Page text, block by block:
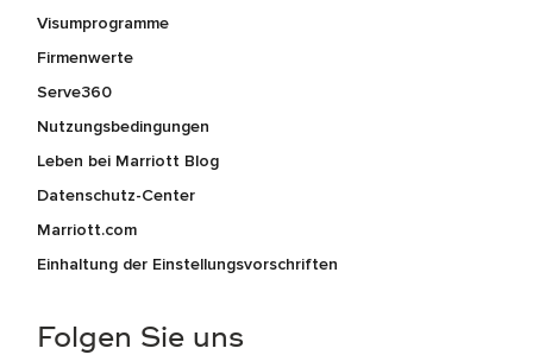
Visumprogramme
Firmenwerte
Serve360
Nutzungsbedingungen
Leben bei Marriott Blog
Datenschutz-Center
Marriott.com
Einhaltung der Einstellungsvorschriften
Folgen Sie uns